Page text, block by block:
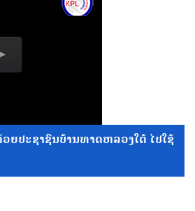
ຍປະຊາຊົນບ້ານທາດຫລວງໃຕ້ ໄປໃຊ້